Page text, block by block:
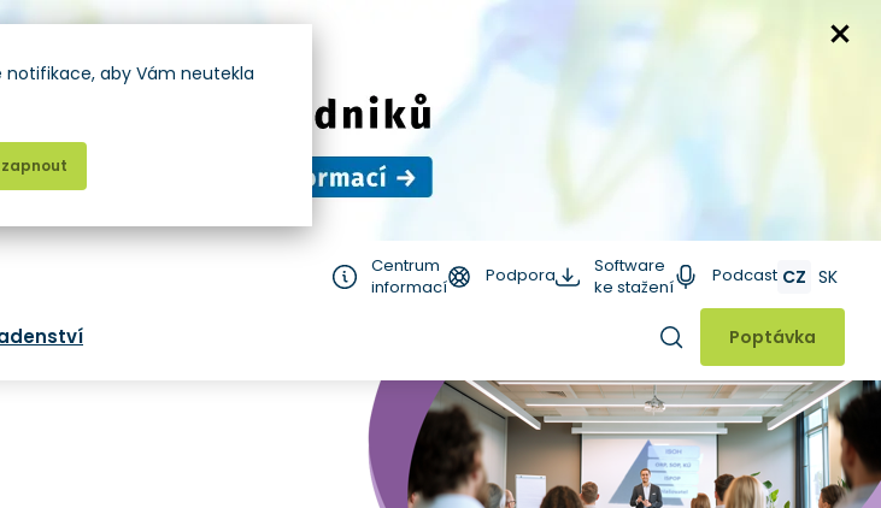
Centrum
informací
Podpora
Software
ke stažení
Podcast CZ SK
Hledat
Poptávka
notifikace, aby Vám neutekla
zapnout